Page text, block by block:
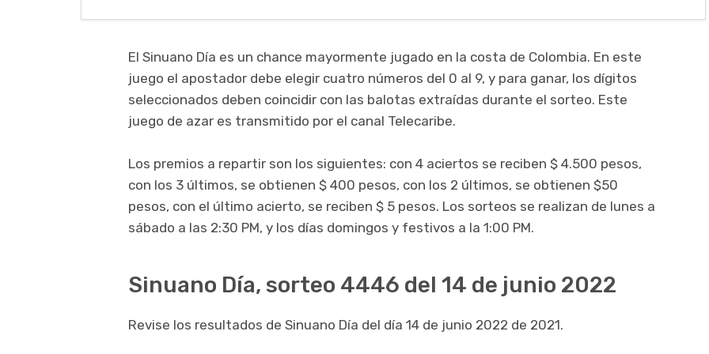
El Sinuano Día es un chance mayormente jugado en la costa de Colombia. En este
juego el apostador debe elegir cuatro números del 0 al 9, y para ganar, los dígitos
seleccionados deben coincidir con las balotas extraídas durante el sorteo. Este
juego de azar es transmitido por el canal Telecaribe.
Los premios a repartir son los siguientes: con 4 aciertos se reciben $ 4.500 pesos,
con los 3 últimos, se obtienen $ 400 pesos, con los 2 últimos, se obtienen $50
pesos, con el último acierto, se reciben $ 5 pesos. Los sorteos se realizan de lunes a
sábado a las 2:30 PM, y los días domingos y festivos a la 1:00 PM.
Sinuano Día, sorteo 4446 del 14 de junio 2022
Revise los resultados de Sinuano Día del día 14 de junio 2022 de 2021.